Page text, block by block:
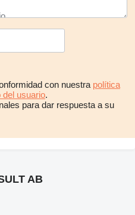
con nuestra política
del usuario.
para dar respuesta a su
AB